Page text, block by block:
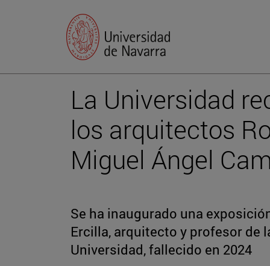
La Universidad
los arquitectos
Miguel Ángel
Se ha inaugurado una
Ercilla, arquitecto y profesor de
Universidad, fallecido en 2024